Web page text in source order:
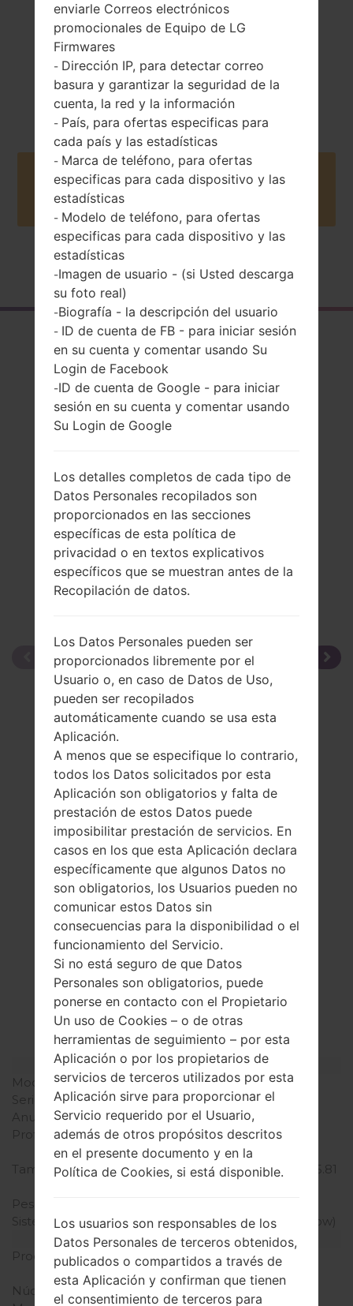
Android 6.0.x
Marshmallow
Junio, 2016
Buy accessories on Amazon
Página principal →Serie →LG X cam →LGK580Y
El resumen
LGK580Y(LGK580Y)
akaLG X cam
Comparar
La especificación
LGK580Y(LGK580Y)
akaLG X cam
Modelo y sus características
Modelo
LGK580Y
Serie
LG X cam
Anunciado
Junio, 2016
Profundidad
6.9 milímetros (0.27
pulgadas)
Tamaño (dimensiones)
147.5 x 73.6 milímetros (5.81
Peso
Sistema de operación
Android 6.0 (Marshmallow)
Hardware
Procesador
1.14 GHz Cortex-A53
Mediatek MT6753
Núcleos de UCP
ocho núcleos
enviarle Correos electrónicos
promocionales de Equipo de LG
Firmwares
- Dirección IP, para detectar correo
basura y garantizar la seguridad de la
cuenta, la red y la información
- País, para ofertas especificas para
cada país y las estadísticas
- Marca de teléfono, para ofertas
especificas para cada dispositivo y las
estadísticas
- Modelo de teléfono, para ofertas
especificas para cada dispositivo y las
estadísticas
-Imagen de usuario - (si Usted descarga
su foto real)
-Biografía - la descripción del usuario
- ID de cuenta de FB - para iniciar sesión
en su cuenta y comentar usando Su
Login de Facebook
-ID de cuenta de Google - para iniciar
sesión en su cuenta y comentar usando
Su Login de Google
Los detalles completos de cada tipo de
Datos Personales recopilados son
proporcionados en las secciones
específicas de esta política de
privacidad o en textos explicativos
específicos que se muestran antes de la
Recopilación de datos.
Los Datos Personales pueden ser
proporcionados libremente por el
Usuario o, en caso de Datos de Uso,
pueden ser recopilados
automáticamente cuando se usa esta
Aplicación.
A menos que se especifique lo contrario,
todos los Datos solicitados por esta
Aplicación son obligatorios y falta de
prestación de estos Datos puede
imposibilitar prestación de servicios. En
casos en los que esta Aplicación declara
específicamente que algunos Datos no
son obligatorios, los Usuarios pueden no
comunicar estos Datos sin
consecuencias para la disponibilidad o el
funcionamiento del Servicio.
Si no está seguro de que Datos
Personales son obligatorios, puede
ponerse en contacto con el Propietario
Un uso de Cookies – o de otras
herramientas de seguimiento – por esta
Aplicación o por los propietarios de
servicios de terceros utilizados por esta
Aplicación sirve para proporcionar el
Servicio requerido por el Usuario,
además de otros propósitos descritos
en el presente documento y en la
Política de Cookies, si está disponible.
Los usuarios son responsables de los
Datos Personales de terceros obtenidos,
publicados o compartidos a través de
esta Aplicación y confirman que tienen
el consentimiento de terceros para